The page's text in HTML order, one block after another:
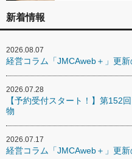
新着情報
2026.08.07
経営コラム「JMCAweb＋」更
2026.07.28
【予約受付スタート！】第152
物
2026.07.17
経営コラム「JMCAweb＋」更